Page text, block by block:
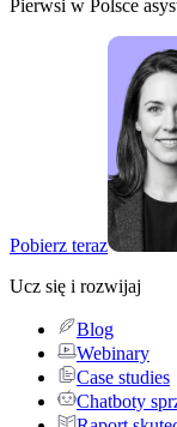
Pierwsi w Polsce
Pobierz teraz
Ucz się i rozwijaj
Blog
Webinary
Case studies
Chatboty